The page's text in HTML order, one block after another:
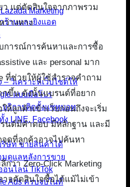
Marketing
ร้านและยิงแอด
– วิเคราะห์เว็บไซต์ให้
แบบมือโปร
บริการติดตั้งแชทบอท
LINE, Facebook
ริษัท ขายสินค้าได้
มดูแลหลังการขาย
นไลน์ TikTok
Ads ครบจบในที่
ว แต่ตัดสินใจจากภาพรวม
ว่างทาง
การณ์การค้นหาและการซื้อ
และ personal มาก
ที่ช่วยให้ผู้ใช้สำรวจคำถาม
กขึ้น ดังนั้นแบรนด์ที่อยาก
ห้ลูกค้าเข้าเว็บก่อนถึงจะเริ่ม
นด์มีคำตอบ มีหลักฐาน และมี
ดที่ลูกค้าอาจไปค้นหา
กว่า Zero-Click Marketing
าจตัดสินใจซื้อได้แม้ไม่เข้า